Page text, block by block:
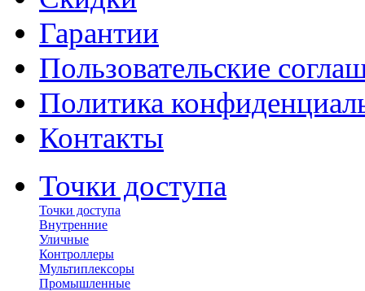
Гарантии
Пользовательские
Политика
Контакты
Точки доступа
Точки доступа
Внутренние
Уличные
Контроллеры
Мультиплексоры
Промышленные